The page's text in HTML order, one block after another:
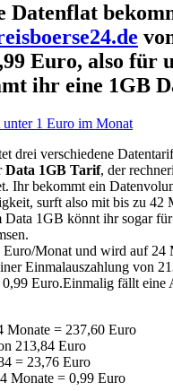
Datenflat
Euro, also für
ihr eine 1GB
drei verschiedene
Data 1GB Tarif, der
Ihr bekommt ein
surft also mit bis zu 42
Data 1GB könnt ihr sogar
Monat und wird auf 24
Einmalauszahlung von
Euro.Einmalig fällt eine
Monate = 237,60 Euro
213,84 Euro
= 23,76 Euro
Monate = 0,99 Euro